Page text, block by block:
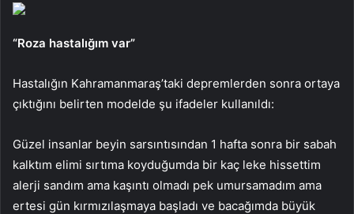
“Roza hastalığım var”
Hastalığın Kahramanmaraş’taki depremlerden sonra ortaya
çıktığını belirten modelde şu ifadeler kullanıldı:
Güzel insanlar beyin sarsıntısından 1 hafta sonra bir sabah
kalktım elimi sırtıma koyduğumda bir kaç leke hissettim
alerji sandım ama kaşıntı olmadı pek umursamadım ama
ertesi gün kırmızılaşmaya başladı ve bacağımda büyük